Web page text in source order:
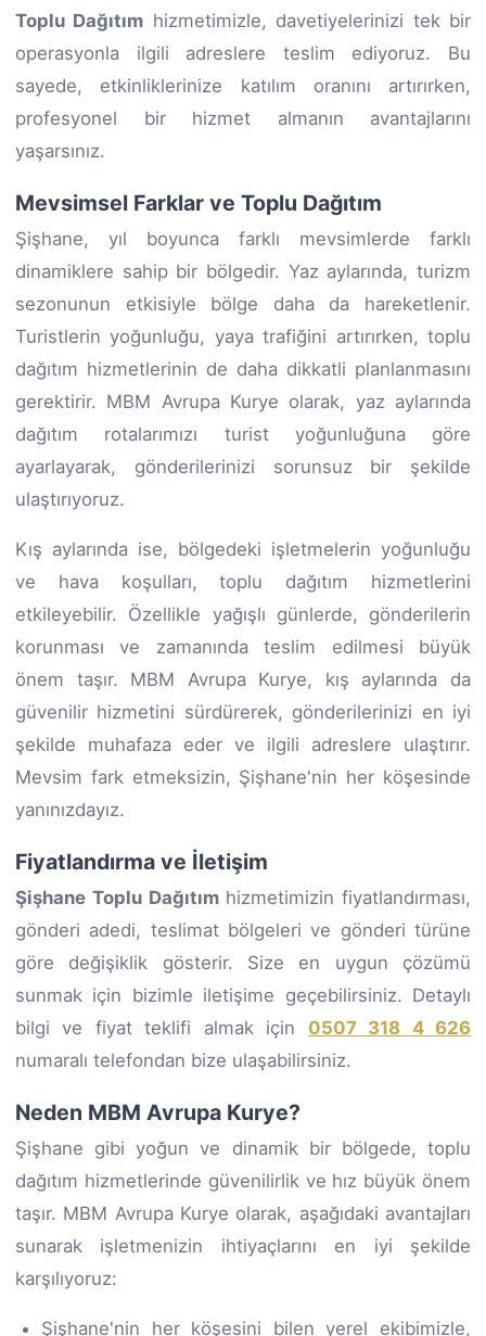
Toplu Dağıtım hizmetimizle, davetiyelerinizi tek bir
operasyonla ilgili adreslere teslim ediyoruz. Bu
sayede, etkinliklerinize katılım oranını artırırken,
profesyonel bir hizmet almanın avantajlarını
yaşarsınız.
Mevsimsel Farklar ve Toplu Dağıtım
Şişhane, yıl boyunca farklı mevsimlerde farklı
dinamiklere sahip bir bölgedir. Yaz aylarında, turizm
sezonunun etkisiyle bölge daha da hareketlenir.
Turistlerin yoğunluğu, yaya trafiğini artırırken, toplu
dağıtım hizmetlerinin de daha dikkatli planlanmasını
gerektirir. MBM Avrupa Kurye olarak, yaz aylarında
dağıtım rotalarımızı turist yoğunluğuna göre
ayarlayarak, gönderilerinizi sorunsuz bir şekilde
ulaştırıyoruz.
Kış aylarında ise, bölgedeki işletmelerin yoğunluğu
ve hava koşulları, toplu dağıtım hizmetlerini
etkileyebilir. Özellikle yağışlı günlerde, gönderilerin
korunması ve zamanında teslim edilmesi büyük
önem taşır. MBM Avrupa Kurye, kış aylarında da
güvenilir hizmetini sürdürerek, gönderilerinizi en iyi
şekilde muhafaza eder ve ilgili adreslere ulaştırır.
Mevsim fark etmeksizin, Şişhane'nin her köşesinde
yanınızdayız.
Fiyatlandırma ve İletişim
Şişhane Toplu Dağıtımhizmetimizin fiyatlandırması,
gönderi adedi, teslimat bölgeleri ve gönderi türüne
göre değişiklik gösterir. Size en uygun çözümü
sunmak için bizimle iletişime geçebilirsiniz. Detaylı
bilgi ve fiyat teklifi almak için 0507 318 4 626
numaralı telefondan bize ulaşabilirsiniz.
Neden MBM Avrupa Kurye?
Şişhane gibi yoğun ve dinamik bir bölgede, toplu
dağıtım hizmetlerinde güvenilirlik ve hız büyük önem
taşır. MBM Avrupa Kurye olarak, aşağıdaki avantajları
sunarak işletmenizin ihtiyaçlarını en iyi şekilde
karşılıyoruz:
Şişhane'nin her köşesini bilen yerel ekibimizle,